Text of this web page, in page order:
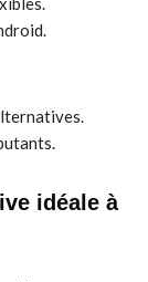
idéale à